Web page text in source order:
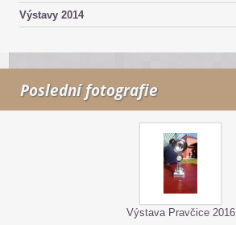
Výstavy 2014
Poslední fotografie
Výstava Pravčice 2016